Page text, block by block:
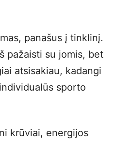
panašus į tinklinį.
pažaisti su jomis, bet
atsisakiau, kadangi
sporto
krūviai, energijos